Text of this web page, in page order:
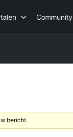
Community
bericht.